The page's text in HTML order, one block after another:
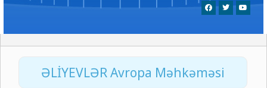
ƏLİYEVLƏR Avropa Məhkəməsi